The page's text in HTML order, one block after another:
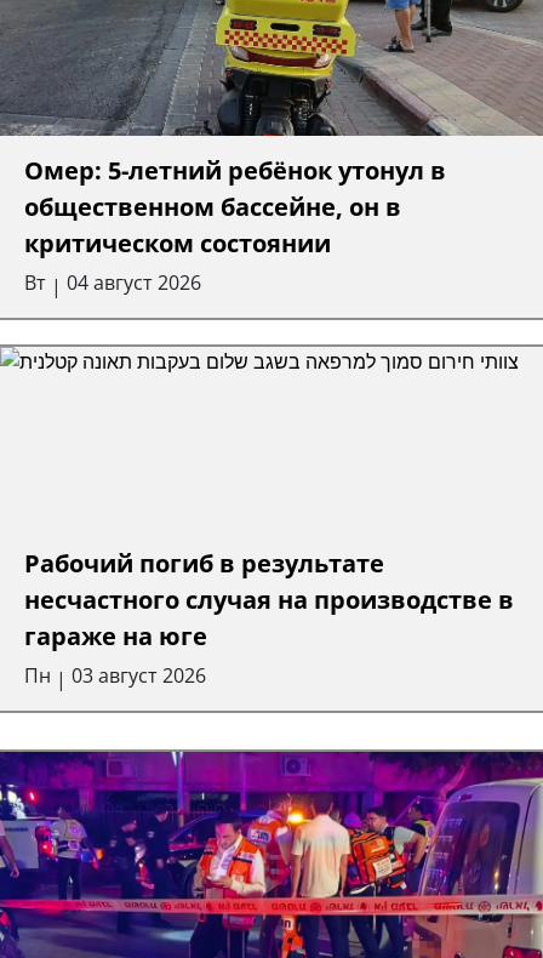
Омер: 5-летний ребёнок утонул в
общественном бассейне, он в
критическом состоянии
Вт | 04 август 2026
Рабочий погиб в результате
несчастного случая на производстве в
гараже на юге
Пн | 03 август 2026